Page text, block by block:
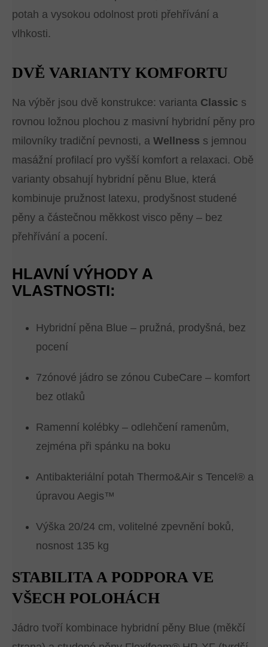
potah a vysokou odolnost proti přehřívání a
vlhkosti.
DVĚ VARIANTY KOMFORTU
Na výběr jsou dvě konstrukce: varianta Classic s
rovnou ložnou plochou z masivní hybridní pěny pro
milovníky tradiční pevnosti, a Wellness s jemnou
masážní profilací pro vyšší komfort a relaxaci. Obě
varianty obsahují hybridní pěnu Blue, která
kombinuje pružnost latexu, prodyšnost studené
pěny a částečnou měkkost visco pěny – bez
přehřívání a pocení.
HLAVNÍ VÝHODY A
VLASTNOSTI:
Hybridní pěna Blue – pružná, prodyšná, bez
pocení
7zónové jádro se zónou CubeCare – komfort
bez otlaků
Ramenní kolébky – odlehčení ramenům,
zejména při spánku na boku
Antibakteriální potah Thermo&Air s Tencel® a
úpravou Aegis™
Výška 20/24 cm, volitelné zpevnění boků,
nosnost 135 kg
STABILITA A PODPORA VE
VŠECH POLOHÁCH
Jádro tvoří kombinace hybridní pěny Blue (měkčí